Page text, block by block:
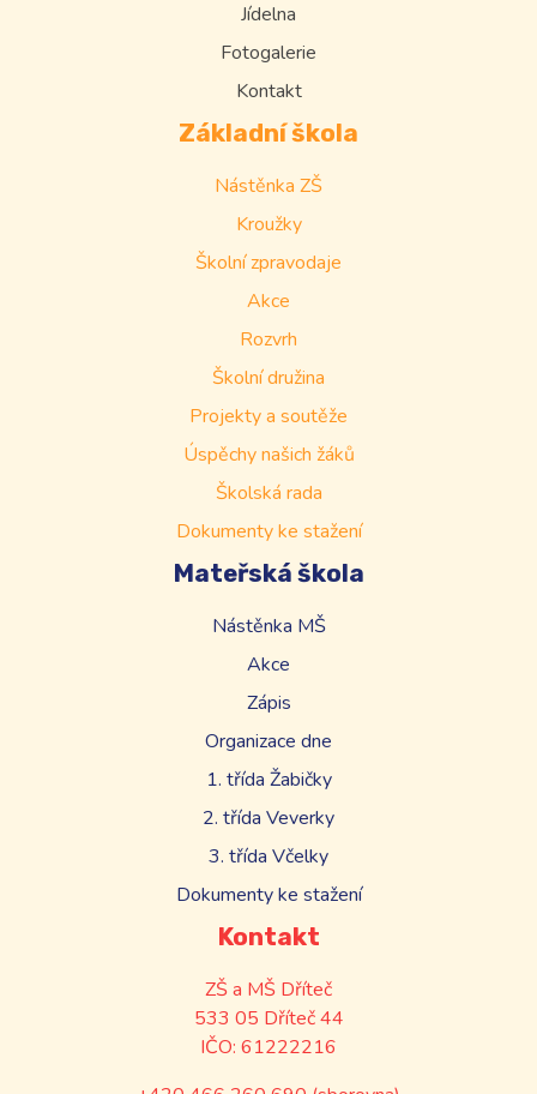
Jídelna
Fotogalerie
Kontakt
Základní škola
Nástěnka ZŠ
Kroužky
Školní zpravodaje
Akce
Rozvrh
Školní družina
Projekty a soutěže
Úspěchy našich žáků
Školská rada
Dokumenty ke stažení
Mateřská škola
Nástěnka MŠ
Akce
Zápis
Organizace dne
1. třída Žabičky
2. třída Veverky
3. třída Včelky
Dokumenty ke stažení
Kontakt
ZŠ a MŠ Dříteč
533 05 Dříteč 44
IČO: 61222216